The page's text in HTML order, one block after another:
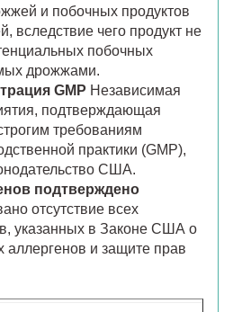
и побочных продуктов
вследствие чего продукт не
побочных
дрожжами.
GMP Независимая
подтверждающая
требованиям
практики (GMP),
США.
подтверждено
отсутствие всех
указанных в Законе США о
и защите прав